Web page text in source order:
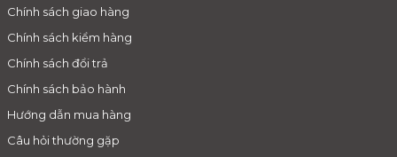
Chính sách giao hàng
Chính sách kiểm hàng
Chính sách đổi trả
Chính sách bảo hành
Hướng dẫn mua hàng
Câu hỏi thường gặp